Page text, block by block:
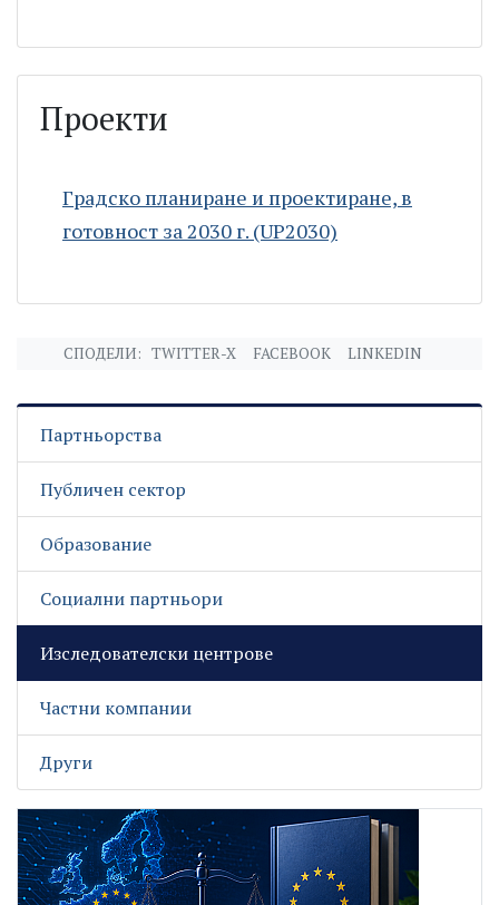
Проекти
Градско планиране и проектиране, в
готовност за 2030 г. (UP2030)
СПОДЕЛИ: TWITTER-X FACEBOOK LINKEDIN
Партньорства
Публичен сектор
Образование
Социални партньори
Изследователски центрове
Частни компании
Други